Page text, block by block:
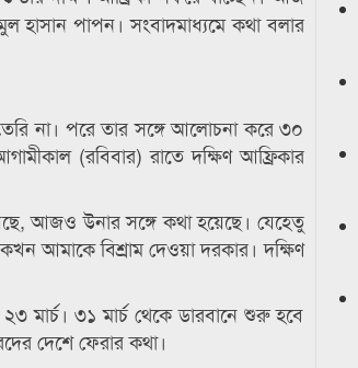
হাসান পাপন। সংবাদমাধ্যমে কথা বলার
না। পরে তার সঙ্গে আলোচনা করে ৩০
(রবিবার) রাতে দক্ষিণ আফ্রিকার
আজও উনার সঙ্গে কথা হয়েছে। যেহেতু
আমাকে বিশ্রাম দেওয়া দরকার। দক্ষিণ
মার্চ। ৩১ মার্চ থেকে ডারবানে শুরু হবে
দেশে ফেরার কথা।